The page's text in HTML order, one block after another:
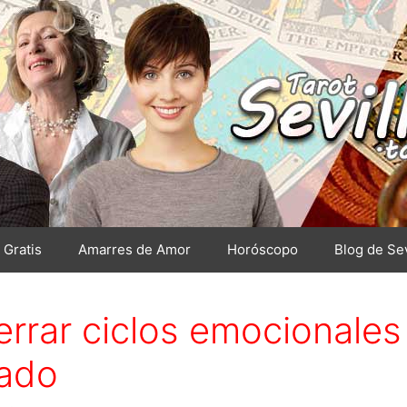
Amarres de Amor Horóscopo Blog de
ciclos emocionales